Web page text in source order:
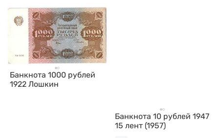
Банкнота 1000 рублей
1922 Лошкин
Банкнота 10 рублей 1947
15 лент (1957)